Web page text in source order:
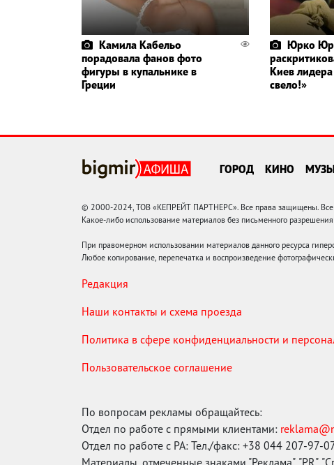
Камила Кабельо
порадовала фанов фото
фигуры в купальнике в
Греции
Юрко
Киев
свело!»
ГОРОД КИНО
© 2000-2024, ТОВ «КЕПРЕЙТ ПАРТНЕРС». Все права защищены. Все
Какое-либо использование материалов без письменного
При правомерном использовании материалов данного ресурса
Любое копирование, перепечатка и воспроизведение
Редакция
Наши контакты и схема проезда
Политика в сфере конфиденциальности и
Пользовательское соглашение
По вопросам рекламы обращайтесь:
Отдел по работе с прямыми клиентами:
Отдел по работе с РА: Тел./факс: +38 044 207-97-
Материалы, отмеченные знаками "Реклама", "PR",